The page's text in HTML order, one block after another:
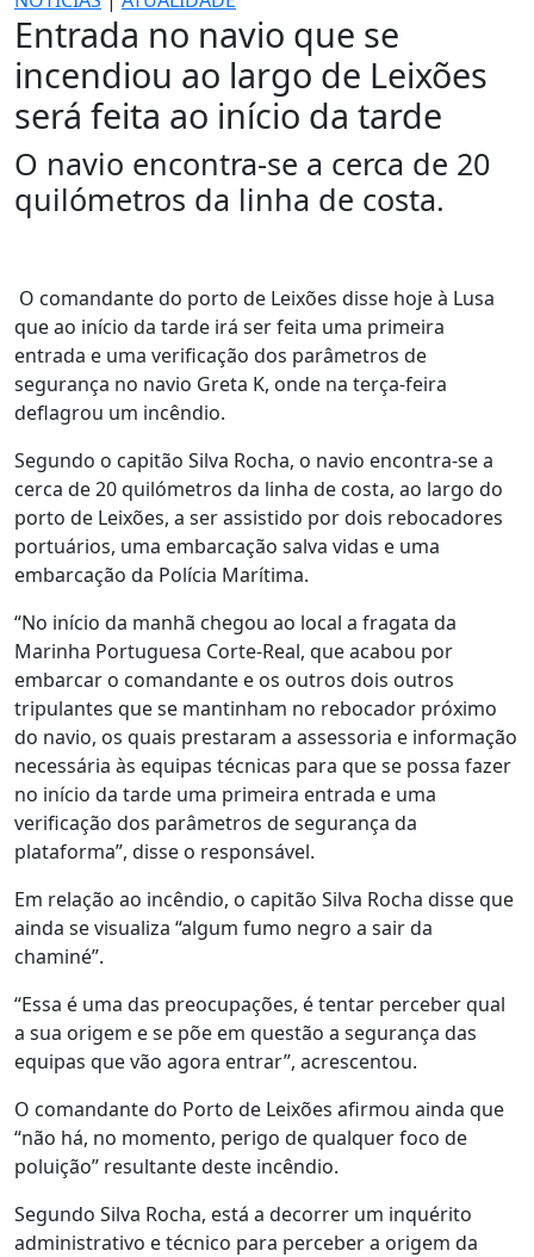
Entrada no navio que se
incendiou ao largo de Leixões
será feita ao início da tarde
O navio encontra-se a cerca de 20
quilómetros da linha de costa.
O comandante do porto de Leixões disse hoje à Lusa
que ao início da tarde irá ser feita uma primeira
entrada e uma verificação dos parâmetros de
segurança no navio Greta K, onde na terça-feira
deflagrou um incêndio.
Segundo o capitão Silva Rocha, o navio encontra-se a
cerca de 20 quilómetros da linha de costa, ao largo do
porto de Leixões, a ser assistido por dois rebocadores
portuários, uma embarcação salva vidas e uma
embarcação da Polícia Marítima.
“No início da manhã chegou ao local a fragata da
Marinha Portuguesa Corte-Real, que acabou por
embarcar o comandante e os outros dois outros
tripulantes que se mantinham no rebocador próximo
do navio, os quais prestaram a assessoria e informação
necessária às equipas técnicas para que se possa fazer
no início da tarde uma primeira entrada e uma
verificação dos parâmetros de segurança da
plataforma”, disse o responsável.
Em relação ao incêndio, o capitão Silva Rocha disse que
ainda se visualiza “algum fumo negro a sair da
chaminé”.
“Essa é uma das preocupações, é tentar perceber qual
a sua origem e se põe em questão a segurança das
equipas que vão agora entrar”, acrescentou.
O comandante do Porto de Leixões afirmou ainda que
“não há, no momento, perigo de qualquer foco de
poluição” resultante deste incêndio.
Segundo Silva Rocha, está a decorrer um inquérito
administrativo e técnico para perceber a origem da